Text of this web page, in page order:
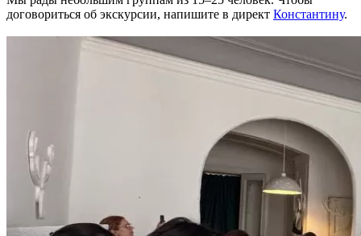
договориться об экскурсии, напишите в директ Константину.